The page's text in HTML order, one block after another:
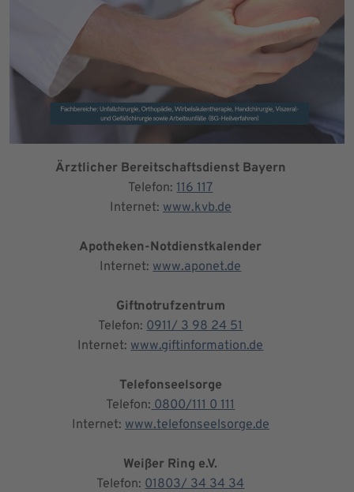
Ärztlicher Bereitschaftsdienst Bayern
Telefon:116 117
Internet: www.kvb.de
Apotheken-Notdienstkalender
Internet: www.aponet.de
Giftnotrufzentrum
Telefon: 0911/ 3 98 24 51
Internet: www.giftinformation.de
Telefonseelsorge
Telefon: 0800/111 0 111
Internet: www.telefonseelsorge.de
Weißer Ring e.V.
Telefon: 01803/ 34 34 34